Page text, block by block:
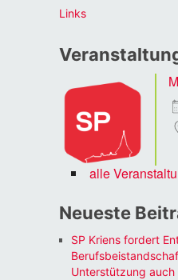
Links
alle
Neueste
SP Kriens fordert
Unterstützung